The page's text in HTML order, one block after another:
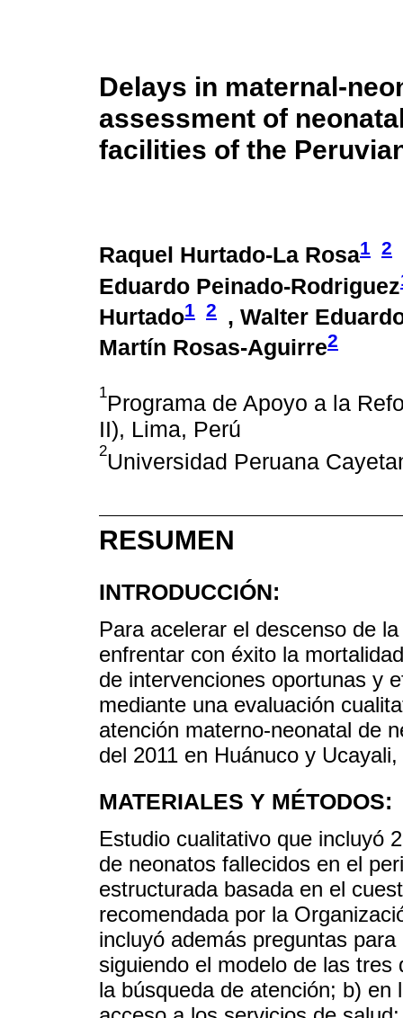
Delays in maternal-
assessment of
facilities of the
Raquel Hurtado-La Rosa1 2
Eduardo Peinado-Rodriguez
Hurtado1 2
, Walter
Martín Rosas-Aguirre2
1Programa de Apoyo a la
II), Lima, Perú
2Universidad Peruana
RESUMEN
INTRODUCCIÓN:
Para acelerar el descenso de
enfrentar con éxito la
de intervenciones oportunas y
mediante una evaluación
atención materno-neonatal de
del 2011 en Huánuco y
MATERIALES Y MÉTODOS:
Estudio cualitativo que incluyó
de neonatos fallecidos en el
estructurada basada en el
recomendada por la
incluyó además preguntas
siguiendo el modelo de las
la búsqueda de atención; b) en